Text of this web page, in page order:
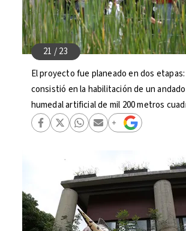
El proyecto fue planeado en dos
consistió en la habilitación de un
humedal artificial de mil 200 metros